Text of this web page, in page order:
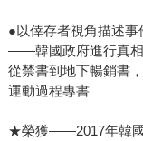
●以倖存者視角描述事
——韓國政府進行真相
從禁書到地下暢銷書
運動過程專書
★榮獲——2017年韓國